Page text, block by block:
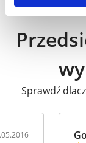
Sprawdź